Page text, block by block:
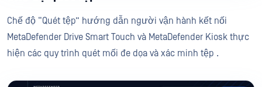
Chế độ “Quét tệp” hướng dẫn người vận hành kết nối
MetaDefender Drive Smart Touch và MetaDefender Kiosk thực
hiện các quy trình quét mối đe dọa và xác minh tệp .